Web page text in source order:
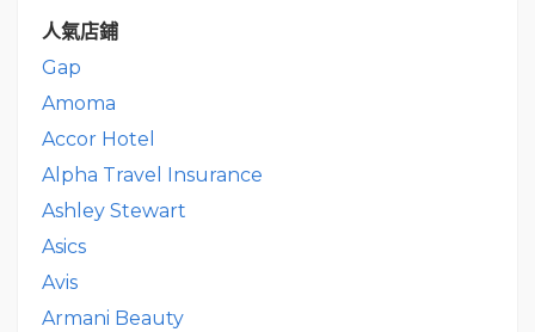
人氣店鋪
Gap
Amoma
Accor Hotel
Alpha Travel Insurance
Ashley Stewart
Asics
Avis
Armani Beauty